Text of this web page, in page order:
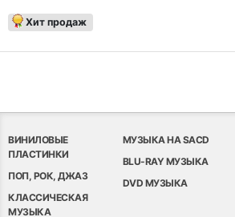
Барбер, потому что здесь все было
презентация, звук, прессование и
ремастированное с оригинальных
отпрессованное по технологии One
является лучшим на сегодняшний
диска.
Мастеринг выполнен Кевином Греем
Хит продаж
ВИНИЛОВЫЕ
ПЛАСТИНКИ
ПОП, РОК, ДЖАЗ
КЛАССИЧЕСКАЯ
МУЗЫКА
МУЗЫКА НА SACD
BLU-RAY МУЗЫКА
DVD МУЗЫКА